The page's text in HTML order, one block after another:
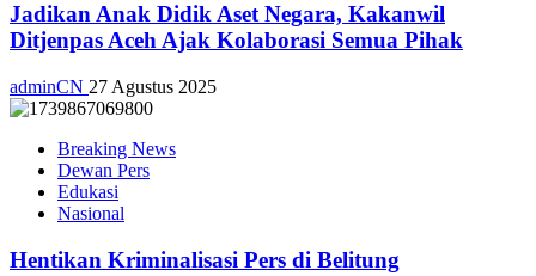
Jadikan Anak Didik Aset Negara, Kakanwil
Ditjenpas Aceh Ajak Kolaborasi Semua Pihak
adminCN 27 Agustus 2025
Breaking News
Dewan Pers
Edukasi
Nasional
Hentikan Kriminalisasi Pers di Belitung